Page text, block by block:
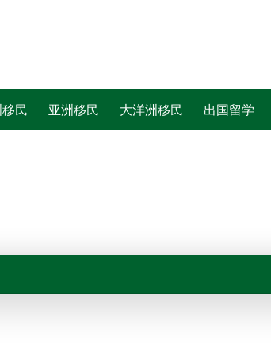
民 亚洲移民 大洋洲移民 出国留学